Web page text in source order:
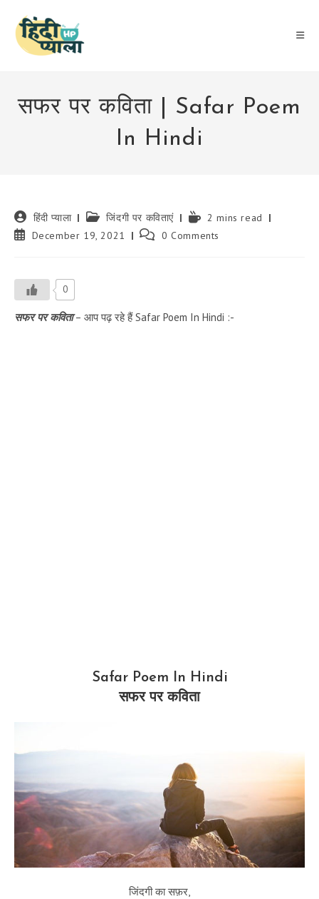
content
सफर पर कविता | Safar Poem
In Hindi
Post
author:
हिंदी प्याला
Post
category:
जिंदगी पर कविताएं
Reading2 mins read
PostDecember 19, 2021
Post 0 Comments
0
सफर पर कविता– आप पढ़ रहे हैं Safar Poem In Hindi :-
Safar Poem In Hindi
सफर पर कविता
जिंदगी का सफ़र,